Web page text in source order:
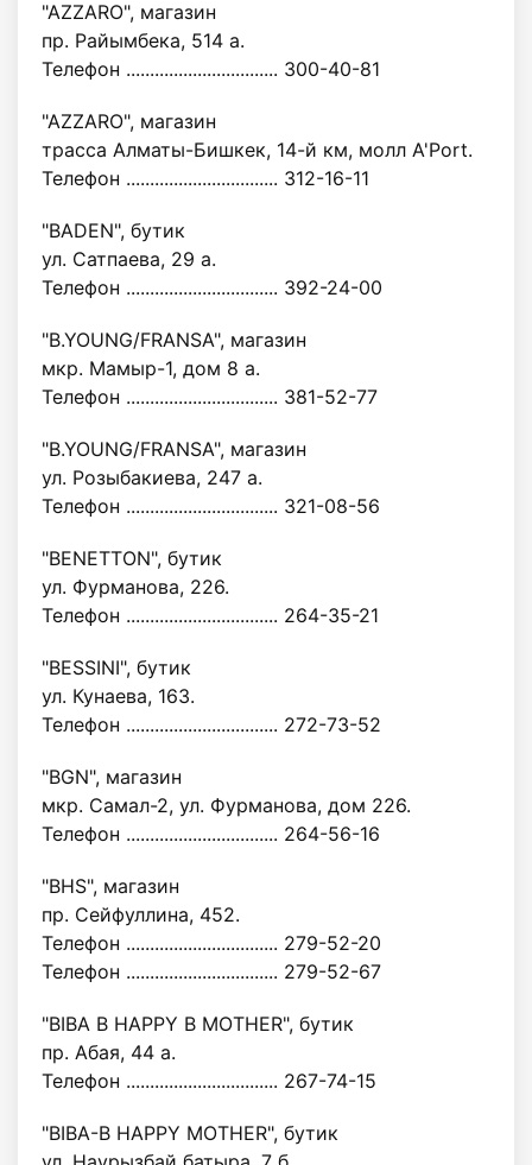
"AZZARO", магазин
пр. Райымбека, 514 а.
Телефон ................................ 300-40-81
"AZZARO", магазин
трасса Алматы-Бишкек, 14-й км, молл A'Port.
Телефон ................................ 312-16-11
"BADEN", бутик
ул. Сатпаева, 29 а.
Телефон ................................ 392-24-00
"B.YOUNG/FRANSA", магазин
мкр. Мамыр-1, дом 8 а.
Телефон ................................ 381-52-77
"B.YOUNG/FRANSA", магазин
ул. Розыбакиева, 247 а.
Телефон ................................ 321-08-56
"BENETTON", бутик
ул. Фурманова, 226.
Телефон ................................ 264-35-21
"BESSINI", бутик
ул. Кунаева, 163.
Телефон ................................ 272-73-52
"BGN", магазин
мкр. Самал-2, ул. Фурманова, дом 226.
Телефон ................................ 264-56-16
"BHS", магазин
пр. Сейфуллина, 452.
Телефон ................................ 279-52-20
Телефон ................................ 279-52-67
"BIBA B HAPPY B MOTHER", бутик
пр. Абая, 44 а.
Телефон ................................ 267-74-15
"BIBA-B HAPPY MOTHER", бутик